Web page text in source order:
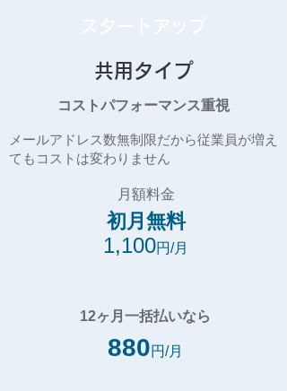
共用タイプ
コストパフォーマンス重視
メールアドレス数無制限だから従業員が増え
てもコストは変わりません
12ヶ月一括払いなら
880円/月
月額料金
1,100円/月
​初月無料